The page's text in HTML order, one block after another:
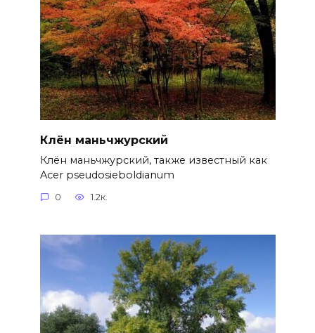
Клён маньчжурский
Клён маньчжурский, также известный как
Acer pseudosieboldianum
0 1.2к.